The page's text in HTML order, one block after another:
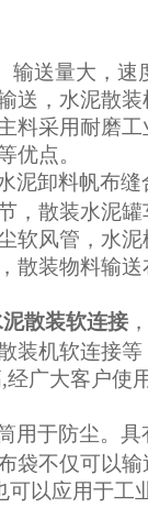
输送量大，
送，水泥散
料采用耐磨
优点。
泥卸料帆布
，散装水泥
软风管，水
装物料输
泥散装软连接
装机软连接
广大客户使
用于防尘。
袋不仅可以
以应用于工